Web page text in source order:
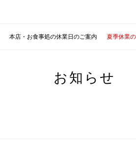
本店・お食事処の休業日のご案内 夏季休業
お知らせ